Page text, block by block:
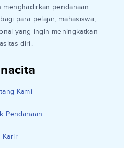
Kami
Pendanaan
Karir
pendanaan
para pelajar, mahasiswa,
yang ingin meningkatkan
diri.